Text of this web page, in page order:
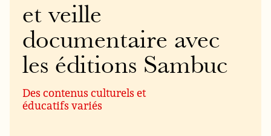
et veille
documentaire avec
les éditions Sambuc
Des contenus culturels et
éducatifs variés